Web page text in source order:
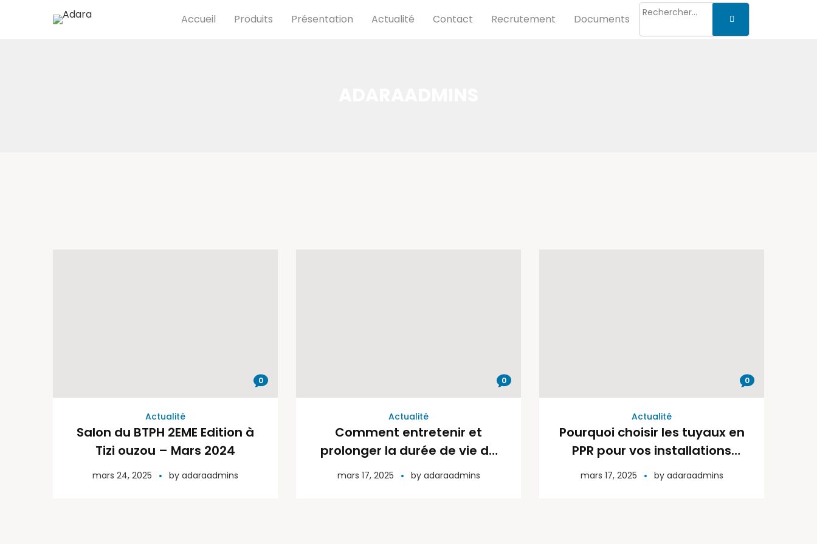
Accueil Produits Présentation Actualité Contact Recrutement Documents
0
Actualité
Salon du BTPH 2EME Edition à
Tizi ouzou – Mars 2024
mars 24, 2025 by adaraadmins
0
Actualité
Comment entretenir et
prolonger la durée de vie de
vos canalisations en PPR ?
mars 17, 2025 by adaraadmins
0
Actualité
Pourquoi choisir les tuyaux en
PPR pour vos installations
sanitaires et industrielles ?
mars 17, 2025 by adaraadmins